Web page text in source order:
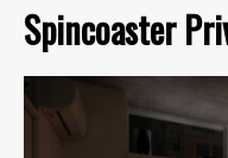
Spincoaster